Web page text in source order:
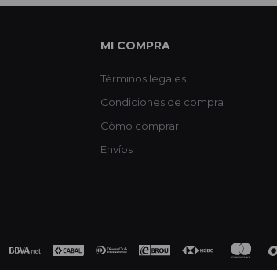
MI COMPRA
Términos legales
Condiciones de compra
Cómo comprar
Envíos